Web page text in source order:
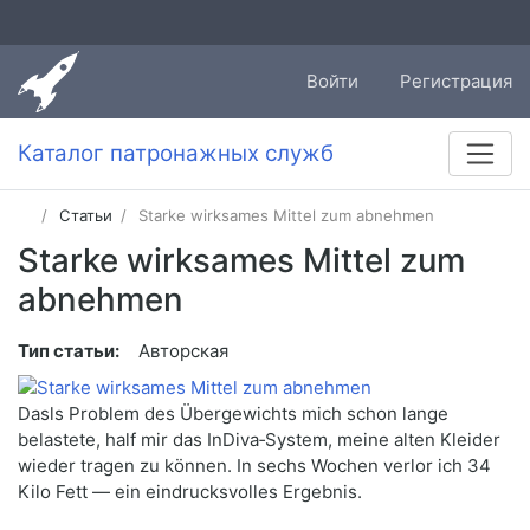
Войти Регистрация
Каталог патронажных служб
Статьи Starke wirksames Mittel zum abnehmen
Starke wirksames Mittel zum
abnehmen
Тип статьи: Авторская
Dasls Problem des Übergewichts mich schon lange
belastete, half mir das InDiva‑System, meine alten Kleider
wieder tragen zu können. In sechs Wochen verlor ich 34
Kilo Fett — ein eindrucksvolles Ergebnis.